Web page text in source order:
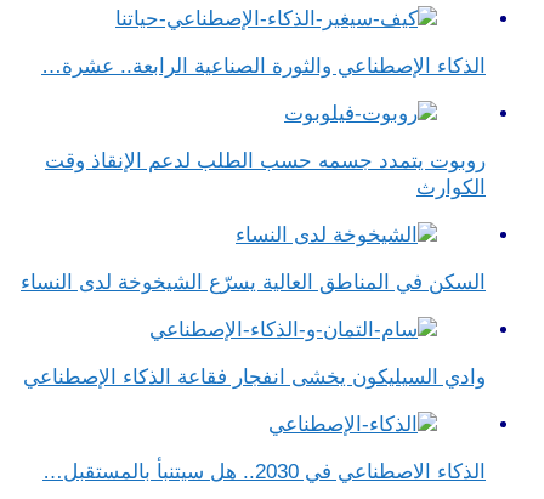
الذكاء الإصطناعي والثورة الصناعية الرابعة.. عشرة…
روبوت يتمدد جسمه حسب الطلب لدعم الإنقاذ وقت
الكوارث
السكن في المناطق العالية يسرّع الشيخوخة لدى النساء
وادي السيليكون يخشى انفجار فقاعة الذكاء الإصطناعي
الذكاء الاصطناعي في 2030.. هل سيتنبأ بالمستقبل…